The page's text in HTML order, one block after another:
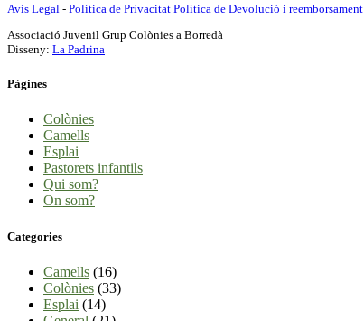
Avís Legal - Política de Privacitat Política de Devolució i reemborsament
Associació Juvenil Grup Colònies a Borredà
Disseny: La Padrina
Pàgines
Colònies
Camells
Esplai
Pastorets infantils
Qui som?
On som?
Categories
Camells (16)
Colònies (33)
Esplai (14)